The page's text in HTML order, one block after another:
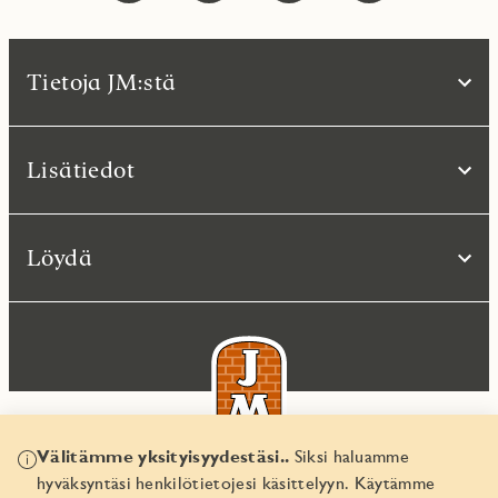
Välitämme yksityisyydestäsi.. Siksi haluamme
hyväksyntäsi henkilötietojesi käsittelyyn. Käytämme
Tietoja JM:stä
Lisätiedot
Löydä
© JM Suomi OY 2026